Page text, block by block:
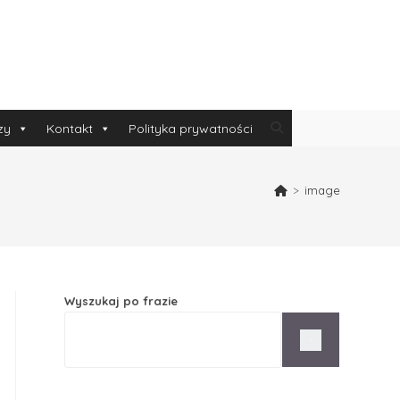
Kontakt Polityka prywatności
> image
Wyszukaj po frazie